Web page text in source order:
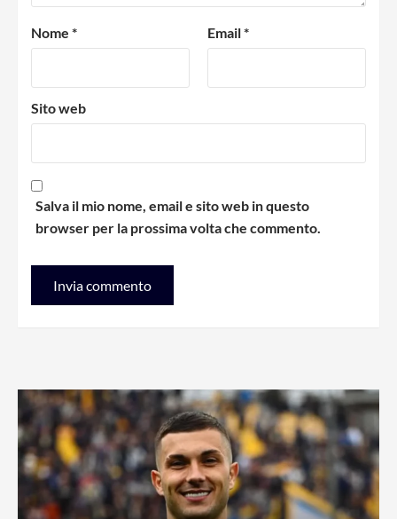
Nome * Email*
Sito web
Salva il mio nome, email e sito web in questo
browser per la prossima volta che commento.